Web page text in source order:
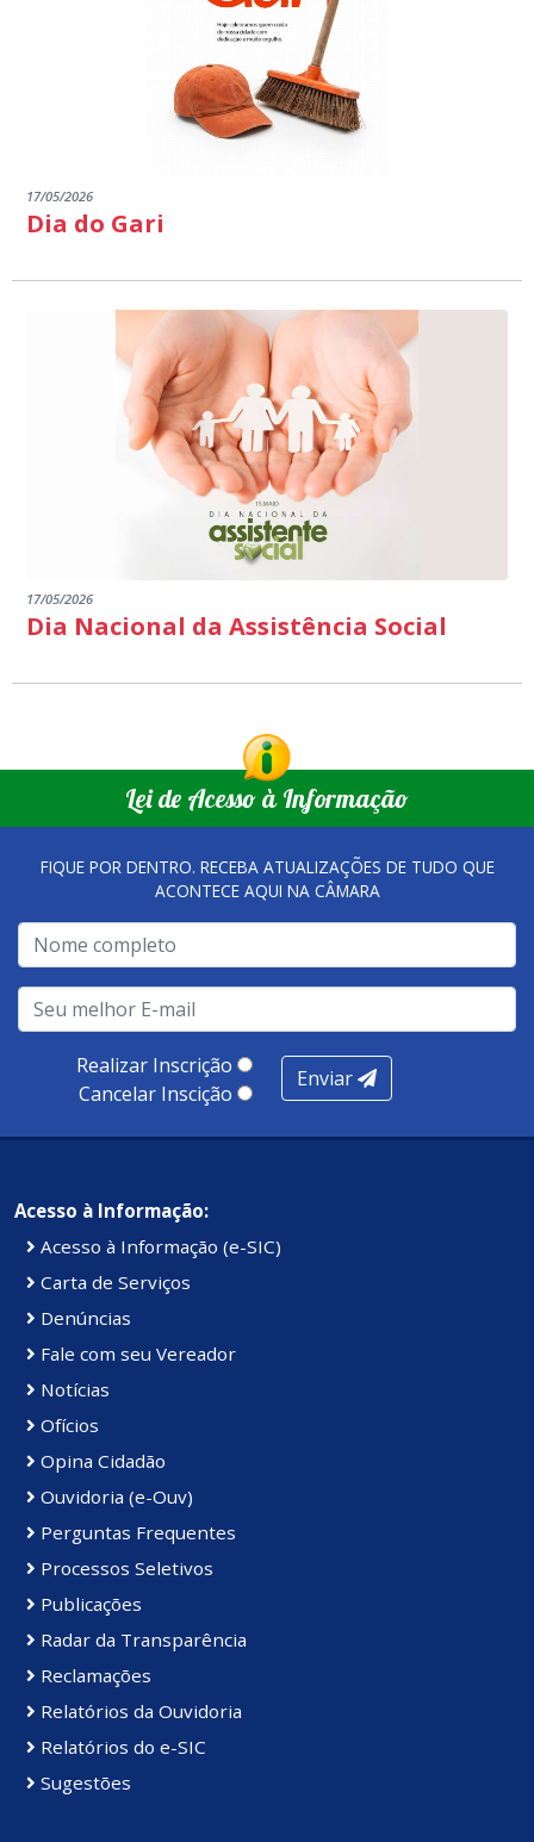
17/05/2026
Dia do Gari
17/05/2026
Dia Nacional da Assistência Social
Lei de Acesso à Informação
FIQUE POR DENTRO. RECEBA ATUALIZAÇÕES DE TUDO QUE
ACONTECE AQUI NA CÂMARA
Realizar Inscrição
Cancelar Inscição
Enviar
Acesso à Informação:
Acesso à Informação (e-SIC)
Carta de Serviços
Denúncias
Fale com seu Vereador
Notícias
Ofícios
Opina Cidadão
Ouvidoria (e-Ouv)
Perguntas Frequentes
Processos Seletivos
Publicações
Radar da Transparência
Reclamações
Relatórios da Ouvidoria
Relatórios do e-SIC
Sugestões